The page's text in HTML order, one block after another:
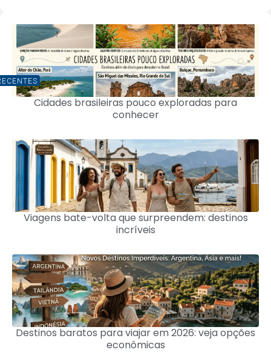
Cidades brasileiras pouco exploradas para
conhecer
Viagens bate-volta que surpreendem: destinos
incríveis
Destinos baratos para viajar em 2026: veja opções
econômicas